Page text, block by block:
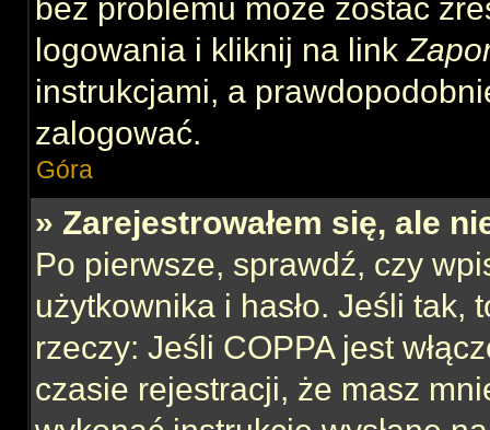
bez problemu może zostać
logowania i kliknij na link
instrukcjami, a
zalogować.
Góra
» Zarejestrowałem się, ale
Po pierwsze, sprawdź, czy
użytkownika i hasło. Jeśli tak,
rzeczy: Jeśli COPPA jest
czasie rejestracji, że masz